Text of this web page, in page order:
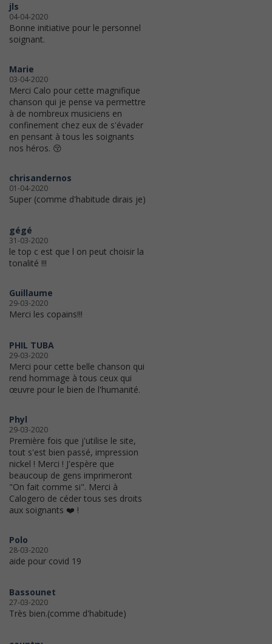
jls
04-04-2020
Bonne initiative pour le personnel
soignant.
Marie
03-04-2020
Merci Calo pour cette magnifique
chanson qui je pense va permettre
à de nombreux musiciens en
confinement chez eux de s'évader
en pensant à tous les soignants
nos héros. 😚
chrisandernos
01-04-2020
Super (comme d'habitude dirais je)
gégé
31-03-2020
le top c est que l on peut choisir la
tonalité !!!
Guillaume
29-03-2020
Merci les copains!!!
PHIL TUBA
29-03-2020
Merci pour cette belle chanson qui
rend hommage à tous ceux qui
œuvre pour le bien de l'humanité.
Phyl
29-03-2020
Première fois que j'utilise le site,
tout s'est bien passé, impression
nickel ! Merci ! J'espère que
beaucoup de gens imprimeront
"On fait comme si". Merci à
Calogero de céder tous ses droits
aux soignants ❤️ !
Polo
28-03-2020
aide pour covid 19
Bassounet
27-03-2020
Très bien.(comme d'habitude)